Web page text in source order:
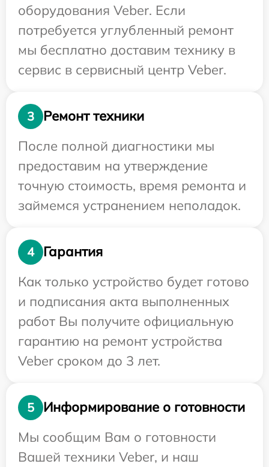
оборудования Veber. Если
потребуется углубленный ремонт
мы бесплатно доставим технику в
сервис в сервисный центр Veber.
3
Ремонт техники
После полной диагностики мы
предоставим на утверждение
точную стоимость, время ремонта и
займемся устранением неполадок.
4
Гарантия
Как только устройство будет готово
и подписания акта выполненных
работ Вы получите официальную
гарантию на ремонт устройства
Veber сроком до 3 лет.
5
Информирование о готовности
Мы сообщим Вам о готовности
Вашей техники Veber, и наш